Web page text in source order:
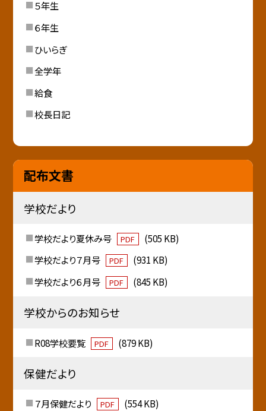
５年生
６年生
ひいらぎ
全学年
給食
校長日記
配布文書
学校だより
学校だより夏休み号 PDF
(505 KB)
学校だより７月号
PDF
(931 KB)
学校だより６月号
PDF (845 KB)
学校からのお知らせ
R08学校要覧 PDF (879 KB)
保健だより
７月保健だより PDF
(554 KB)